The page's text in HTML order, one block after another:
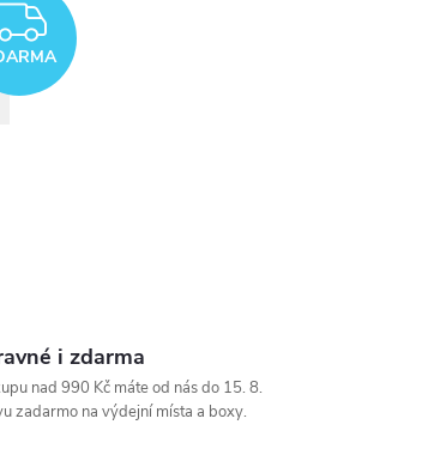
ZDARMA
i zdarma
nad 990 Kč máte od nás do 15. 8.
zadarmo na výdejní místa a boxy.